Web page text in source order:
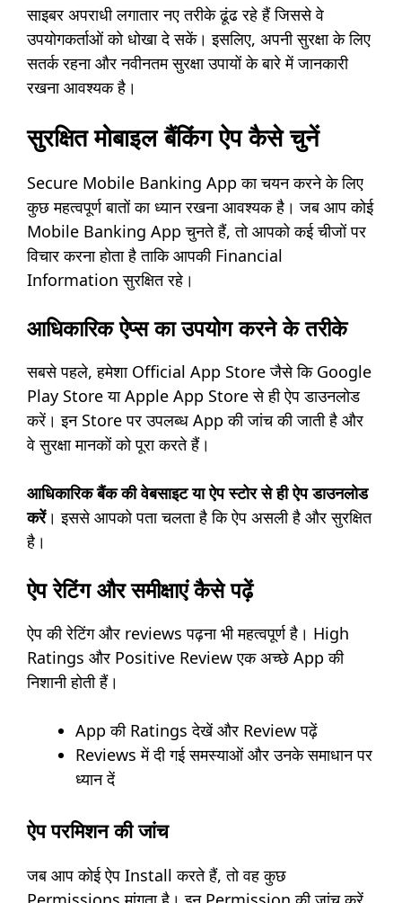
साइबर अपराधी लगातार नए तरीके ढूंढ रहे हैं जिससे वे
उपयोगकर्ताओं को धोखा दे सकें। इसलिए, अपनी सुरक्षा के लिए
सतर्क रहना और नवीनतम सुरक्षा उपायों के बारे में जानकारी
रखना आवश्यक है।
सुरक्षित मोबाइल बैंकिंग ऐप कैसे चुनें
Secure Mobile Banking App का चयन करने के लिए
कुछ महत्वपूर्ण बातों का ध्यान रखना आवश्यक है। जब आप कोई
Mobile Banking App चुनते हैं, तो आपको कई चीजों पर
विचार करना होता है ताकि आपकी Financial
Information सुरक्षित रहे।
आधिकारिक ऐप्स का उपयोग करने के तरीके
सबसे पहले, हमेशा Official App Store जैसे कि Google
Play Store या Apple App Store से ही ऐप डाउनलोड
करें। इन Store पर उपलब्ध App की जांच की जाती है और
वे सुरक्षा मानकों को पूरा करते हैं।
आधिकारिक बैंक की वेबसाइट या ऐप स्टोर से ही ऐप डाउनलोड
करें। इससे आपको पता चलता है कि ऐप असली है और सुरक्षित
है।
ऐप रेटिंग और समीक्षाएं कैसे पढ़ें
ऐप की रेटिंग और reviews पढ़ना भी महत्वपूर्ण है। High
Ratings और Positive Review एक अच्छे App की
निशानी होती हैं।
App की Ratings देखें और Review पढ़ें
Reviews में दी गई समस्याओं और उनके समाधान पर
ध्यान दें
ऐप परमिशन की जांच
जब आप कोई ऐप Install करते हैं, तो वह कुछ